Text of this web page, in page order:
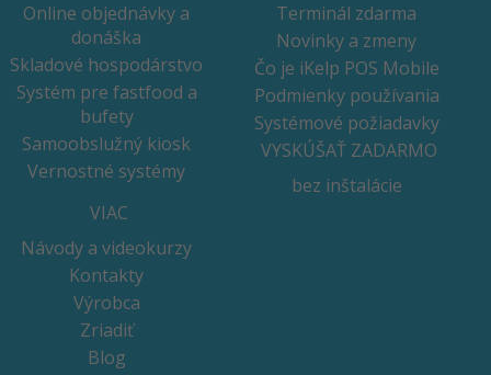
Online objednávky a
donáška
Skladové hospodárstvo
Systém pre fastfood a
bufety
Samoobslužný kiosk
Vernostné systémy
Terminál zdarma
Novinky a zmeny
Čo je iKelp POS Mobile
Podmienky používania
Systémové požiadavky
VYSKÚŠAŤ ZADARMO
bez inštalácie
VIAC
Návody a videokurzy
Kontakty
Výrobca
Zriadiť
Blog